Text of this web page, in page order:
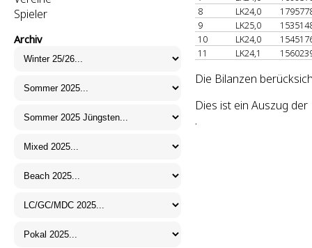
Spieler
Archiv
8
LK24,0
9
LK25,0
10
LK24,0
11
LK24,1
Die Bilanzen
Dies ist ein Auszug
.